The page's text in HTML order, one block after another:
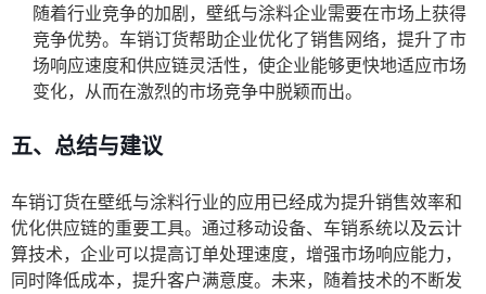
随着行业竞争的加剧，壁纸与涂料企业需要在市场上获得
竞争优势。车销订货帮助企业优化了销售网络，提升了市
场响应速度和供应链灵活性，使企业能够更快地适应市场
变化，从而在激烈的市场竞争中脱颖而出。
五、总结与建议
车销订货在壁纸与涂料行业的应用已经成为提升销售效率和
优化供应链的重要工具。通过移动设备、车销系统以及云计
算技术，企业可以提高订单处理速度，增强市场响应能力，
同时降低成本，提升客户满意度。未来，随着技术的不断发